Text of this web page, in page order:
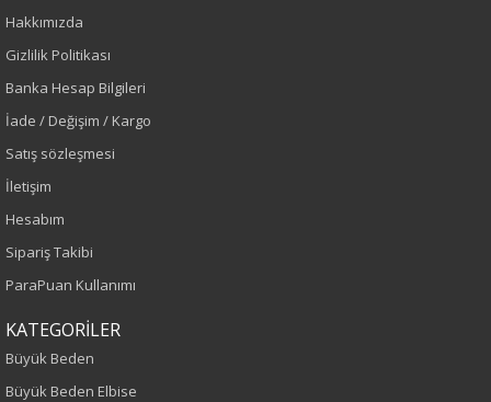
Sezon
Yaş Grubu
Yetişkin
Kalıp
Boy
Hakkımızda
Gizlilik Politikası
Banka Hesap Bilgileri
İade / Değişim / Kargo
Satış sözleşmesi
İletişim
Hesabım
Sipariş Takibi
ParaPuan Kullanımı
KATEGORİLER
Büyük Beden
Büyük Beden Elbise